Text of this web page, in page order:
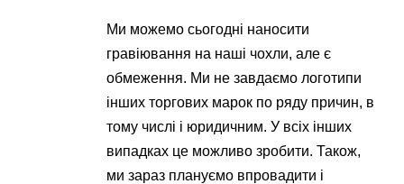
Ми можемо сьогодні наносити
гравіювання на наші чохли, але є
обмеження. Ми не завдаємо логотипи
інших торгових марок по ряду причин, в
тому числі і юридичним. У всіх інших
випадках це можливо зробити. Також,
ми зараз плануємо впровадити і